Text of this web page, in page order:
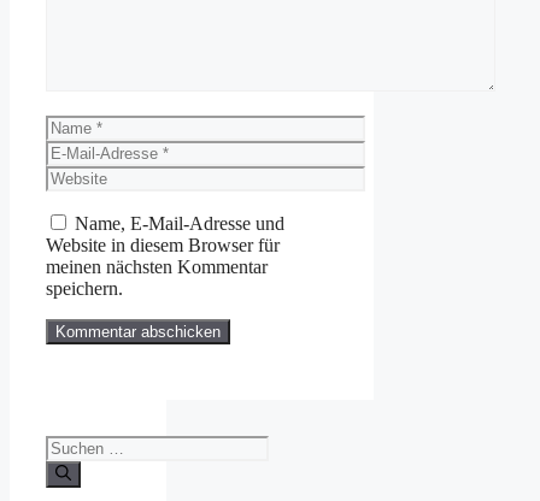
Name
E-
Mail-
Adresse
Website
Name, E-Mail-Adresse und
Website in diesem Browser für
meinen nächsten Kommentar
speichern.
Suchen
nach: